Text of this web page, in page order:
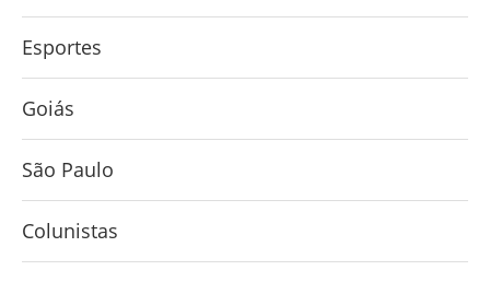
Esportes
Goiás
São Paulo
Colunistas